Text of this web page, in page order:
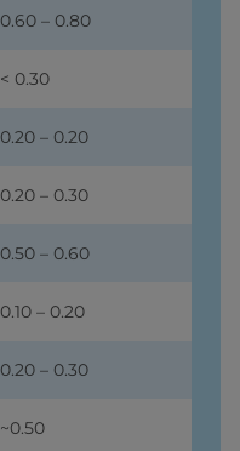
0.60 – 0.80
< 0.30
0.20 – 0.20
0.20 – 0.30
0.50 – 0.60
0.10 – 0.20
0.20 – 0.30
~0.50